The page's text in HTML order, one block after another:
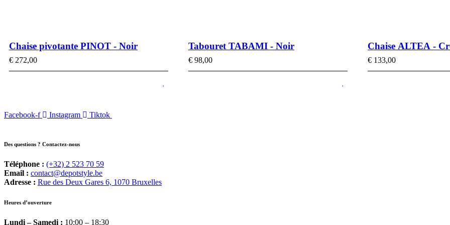
Chaise pivotante PINOT - Noir
€ 272,00
Tabouret TABAMI - Noir
€ 98,00
Chaise ALTEA -
€ 133,00
Facebook-f Instagram Tiktok
Des questions ? Contactez-nous
Téléphone : (+32) 2 523 70 59
Email : contact@depotstyle.be
Adresse : Rue des Deux Gares 6, 1070 Bruxelles
Heures d’ouverture
Lundi – Samedi : 10:00 – 18:30